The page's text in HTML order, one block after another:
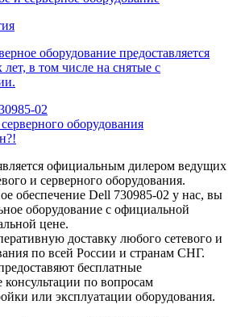
оборудование предоставляется
лет, в том числе на снятые с
02
оборудования
официальным дилером ведущих
и серверного оборудования.
обеспечение Dell 730985-02 у нас, вы
оборудование с официальной
цене.
доставку любого сетевого и
по всей России и странам СНГ.
бесплатные
по вопросам
или эксплуатации оборудования.